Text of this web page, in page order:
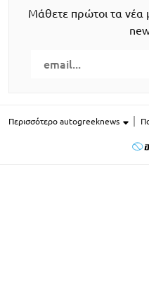
Μάθετε πρώτοι τα νέα
Περισσότερο autogreeknews